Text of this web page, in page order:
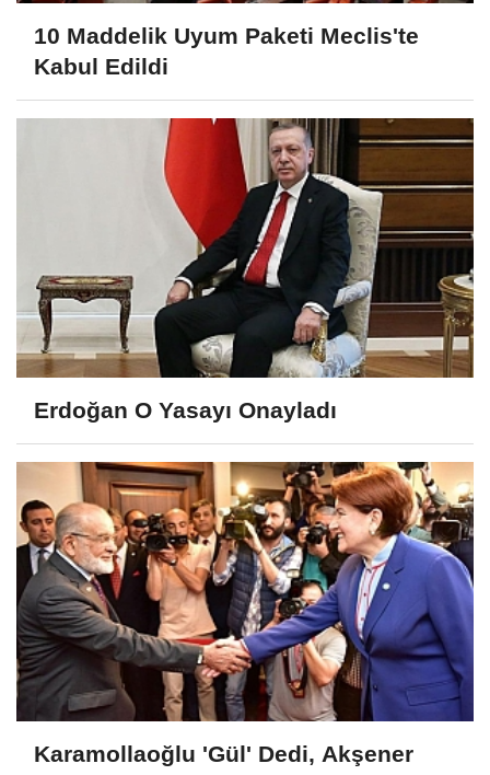
10 Maddelik Uyum Paketi Meclis'te
Kabul Edildi
Erdoğan O Yasayı Onayladı
Karamollaoğlu 'Gül' Dedi, Akşener